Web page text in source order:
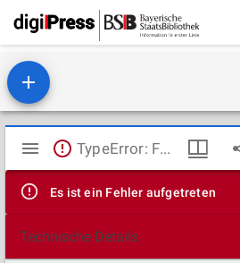
Mirador
Viewer
TypeError: Failed to fetch
Es ist ein Fehler aufgetreten
Technische Details